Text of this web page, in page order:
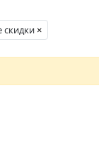
скидки ×